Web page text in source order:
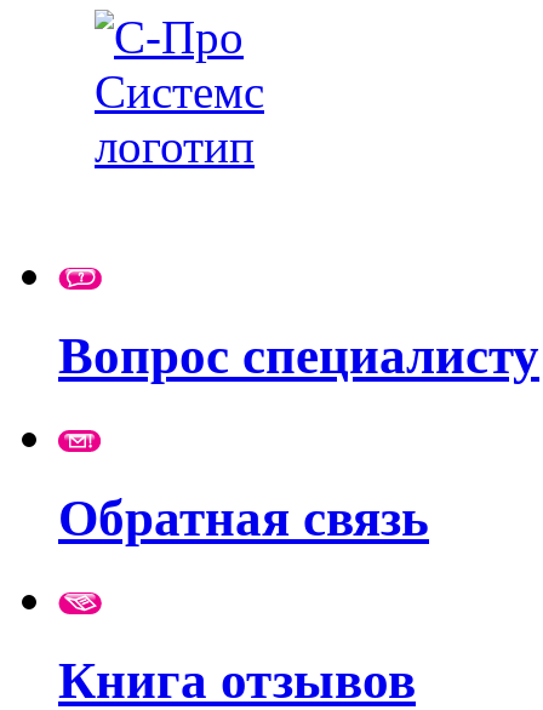
Вопрос специалисту
Обратная связь
Книга отзывов